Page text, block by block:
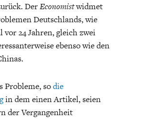
ECONOMY
DerEconomistwidmet
Deutschlands, wie
vor 24 Jahren, gleich zwei
ebenso wie den
Probleme, sodie
in dem einen Artikel, seien
der Vergangenheit